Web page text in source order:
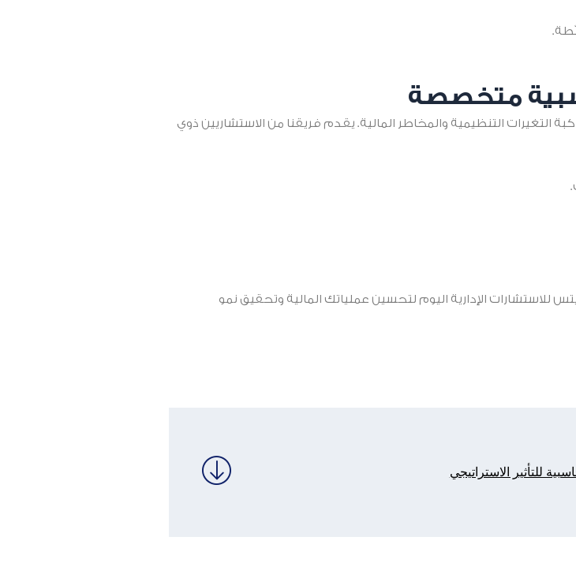
متخصصة
التنظيمية والمخاطر المالية. يقدم فريقنا من الاستشاريين ذوي
الإدارية اليوم لتحسين عملياتك المالية وتحقيق نمو
للتأثير الاستراتيجي